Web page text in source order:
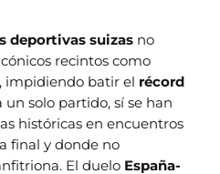
deportivas suizas no
recintos como
, impidiendo batir el récord
un solo partido, sí se han
históricas en encuentros
final y donde no
El duelo España-